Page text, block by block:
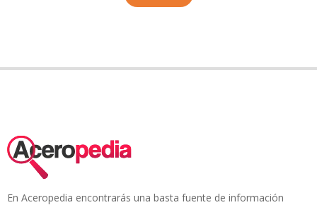
En Aceropedia encontrarás una basta fuente de información